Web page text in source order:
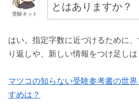
受験ネット
とはありますか？
はい。指定字数に近づけるために
り返しや、新しい情報をつけ足しは
マツコの知らない受験参考書の世
すめは？